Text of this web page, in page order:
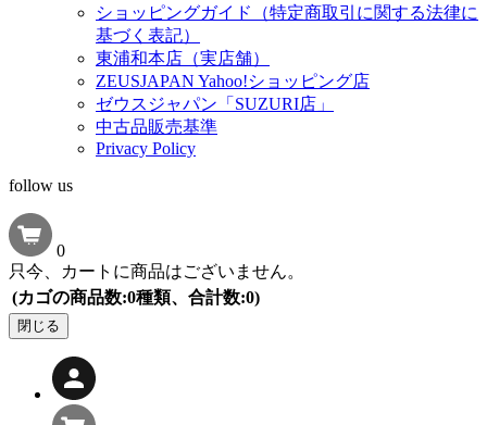
ショッピングガイド（特定商取引に関する法律に
基づく表記）
東浦和本店（実店舗）
ZEUSJAPAN Yahoo!ショッピング店
ゼウスジャパン「SUZURI店」
中古品販売基準
Privacy Policy
follow us
0
只今、カートに商品はございません。
(カゴの商品数:0種類、合計数:0)
閉じる